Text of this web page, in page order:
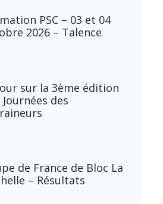
PSC – 03 et 04
2026 – Talence
sur la 3ème édition
Journées des
de France de Bloc La
– Résultats